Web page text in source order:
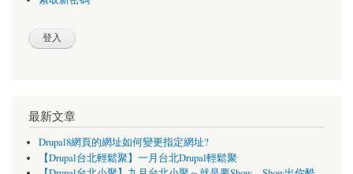
最新文章
Drupal8網頁的網址如何變更指定網址?
【Drupal台北輕鬆聚】一月台北Drupal輕鬆聚